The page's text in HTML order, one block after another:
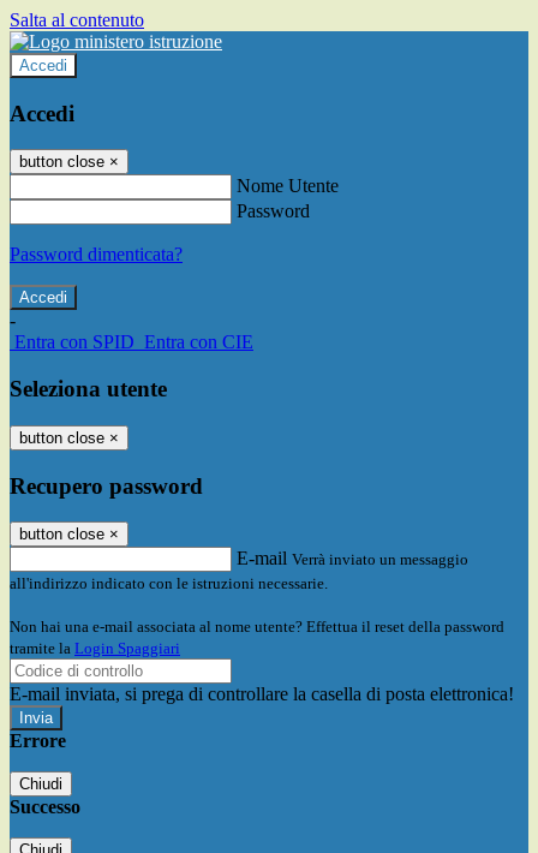
Salta al contenuto
Accedi
Accedi
button close ×
Nome Utente
Password
Password dimenticata?
-
Entra con SPID Entra con CIE
Seleziona utente
button close ×
Recupero password
button close ×
E-mail Verrà inviato un messaggio
all'indirizzo indicato con le istruzioni necessarie.
Non hai una e-mail associata al nome utente? Effettua il reset della password
tramite la Login Spaggiari
E-mail inviata, si prega di controllare la casella di posta elettronica!
Errore
Chiudi
Successo